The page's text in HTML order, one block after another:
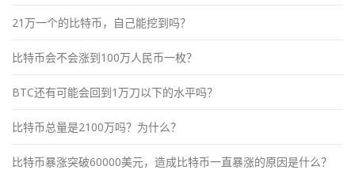
21万一个的比特币，自己能挖到吗？
比特币会不会涨到100万人民币一枚？
BTC还有可能会回到1万刀以下的水平吗？
比特币总量是2100万吗？为什么？
比特币暴涨突破60000美元，造成比特币一直暴涨的原因是什么？